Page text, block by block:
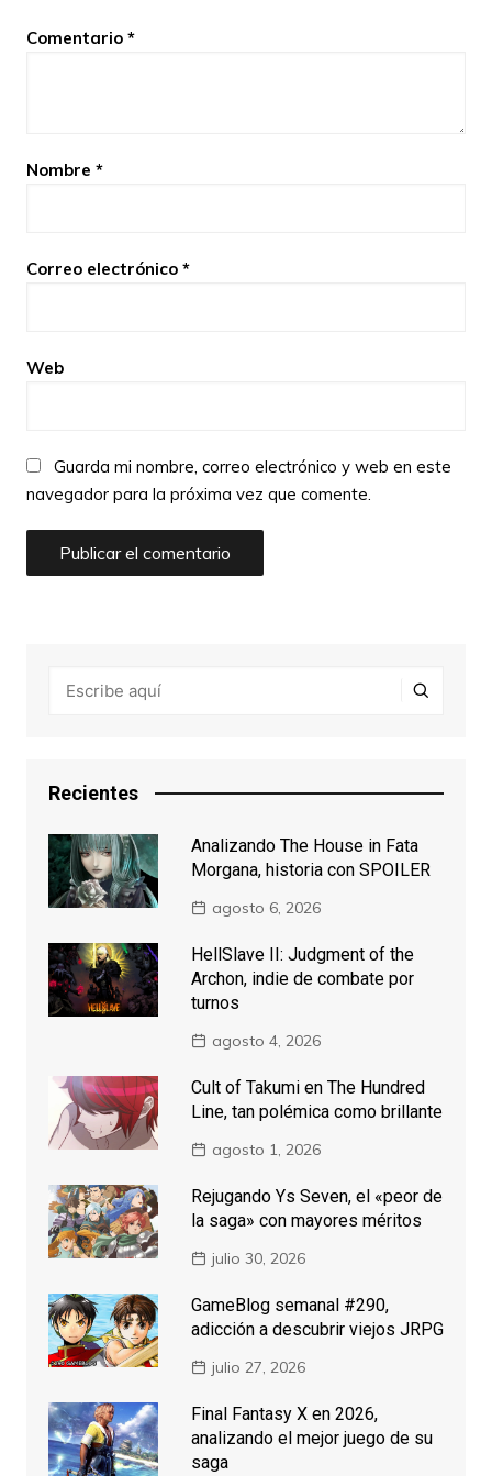
Comentario *
Nombre *
Correo electrónico *
Web
Guarda mi nombre, correo electrónico y web en este
navegador para la próxima vez que comente.
Recientes
Analizando The House in Fata
Morgana, historia con SPOILER
agosto 6, 2026
HellSlave II: Judgment of the
Archon, indie de combate por
turnos
agosto 4, 2026
Cult of Takumi en The Hundred
Line, tan polémica como brillante
agosto 1, 2026
Rejugando Ys Seven, el «peor de
la saga» con mayores méritos
julio 30, 2026
GameBlog semanal #290,
adicción a descubrir viejos JRPG
julio 27, 2026
Final Fantasy X en 2026,
analizando el mejor juego de su
saga